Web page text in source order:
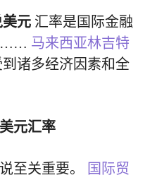
元 汇率是国际金融
…… 马来西亚林吉特
诸多经济因素和全
元汇率
至关重要。
国际贸